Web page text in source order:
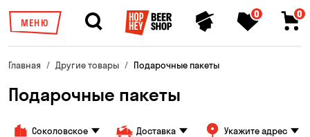
МЕНЮ
0 0
Главная Другие товары Подарочные пакеты
Подарочные пакеты
Соколовское Доставка Укажите адрес